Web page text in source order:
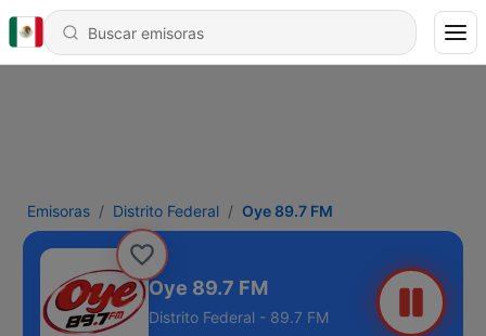
Emisoras Distrito Federal Oye 89.7 FM
Oye 89.7 FM
Distrito Federal - 89.7 FM